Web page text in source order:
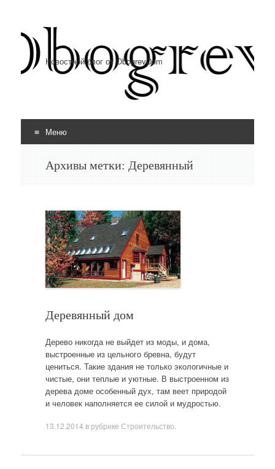
Новостной блог от ObogrevDom
Меню
Архивы метки: Деревянный
Деревянный дом
Дерево никогда не выйдет из моды, и дома,
выстроенные из цельного бревна, будут
цениться. Такие здания не только экологичные и
чистые, они теплые и уютные. В выстроенном из
дерева доме особенный дух, там веет природой
и человек наполняется ее силой и мудростью.
13.12.2014 в рубрике Строительство